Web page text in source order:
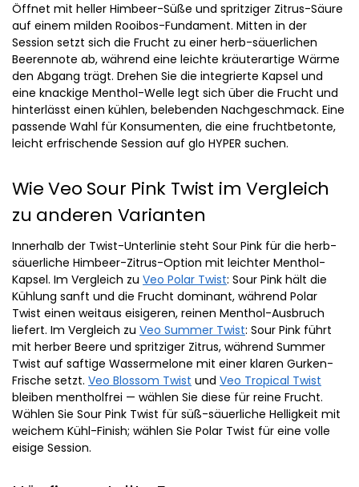
Öffnet mit heller Himbeer-Süße und spritziger Zitrus-Säure
auf einem milden Rooibos-Fundament. Mitten in der
Session setzt sich die Frucht zu einer herb-säuerlichen
Beerennote ab, während eine leichte kräuterartige Wärme
den Abgang trägt. Drehen Sie die integrierte Kapsel und
eine knackige Menthol-Welle legt sich über die Frucht und
hinterlässt einen kühlen, belebenden Nachgeschmack. Eine
passende Wahl für Konsumenten, die eine fruchtbetonte,
leicht erfrischende Session auf glo HYPER suchen.
Wie Veo Sour Pink Twist im Vergleich
zu anderen Varianten
Innerhalb der Twist-Unterlinie steht Sour Pink für die herb-
säuerliche Himbeer-Zitrus-Option mit leichter Menthol-
Kapsel. Im Vergleich zu Veo Polar Twist: Sour Pink hält die
Kühlung sanft und die Frucht dominant, während Polar
Twist einen weitaus eisigeren, reinen Menthol-Ausbruch
liefert. Im Vergleich zu Veo Summer Twist: Sour Pink führt
mit herber Beere und spritziger Zitrus, während Summer
Twist auf saftige Wassermelone mit einer klaren Gurken-
Frische setzt. Veo Blossom Twist und Veo Tropical Twist
bleiben mentholfrei — wählen Sie diese für reine Frucht.
Wählen Sie Sour Pink Twist für süß-säuerliche Helligkeit mit
weichem Kühl-Finish; wählen Sie Polar Twist für eine volle
eisige Session.